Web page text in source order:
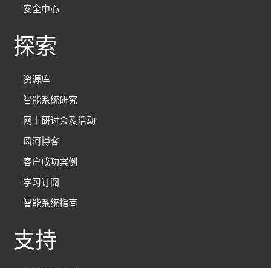
安全中心
探索
资源库
智能系统研究
网上研讨会及活动
风河博客
客户成功案例
学习订阅
智能系统指南
支持